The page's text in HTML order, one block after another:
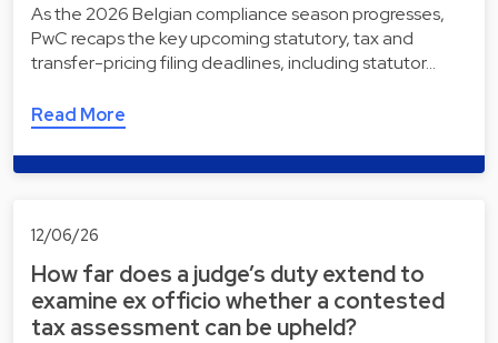
As the 2026 Belgian compliance season progresses,
PwC recaps the key upcoming statutory, tax and
transfer-pricing filing deadlines, including statutor…
Read More
12/06/26
How far does a judge’s duty extend to
examine ex officio whether a contested
tax assessment can be upheld?